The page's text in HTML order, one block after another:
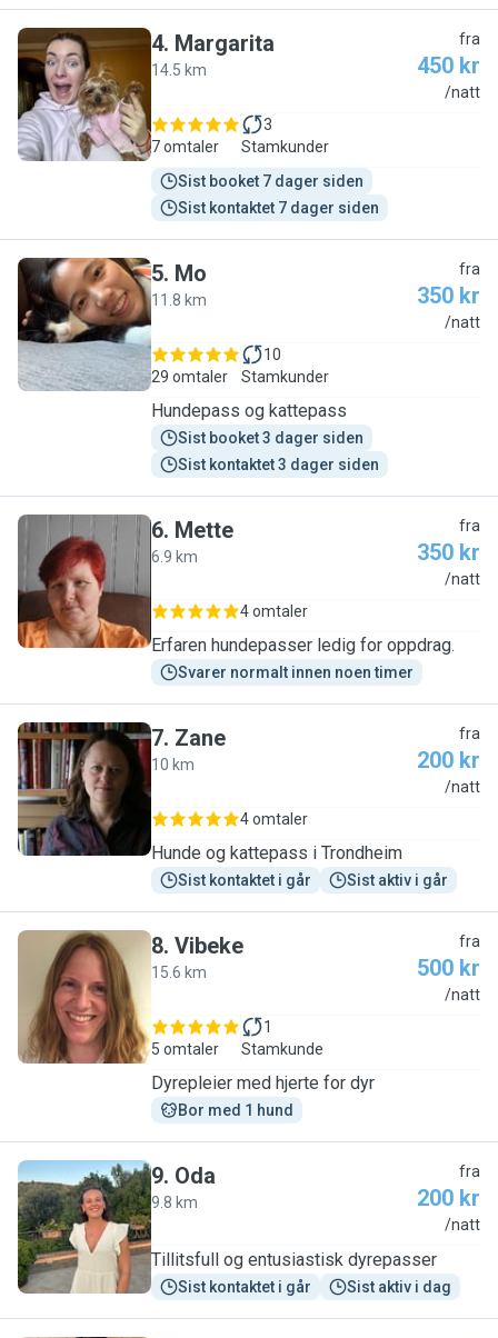
M
4. Margarita
14.5 km
fra
450 kr
/natt
7 omtaler
3
Stamkunder
Sist booket 7 dager siden
Sist kontaktet 7 dager siden
M
5. Mo
11.8 km
fra
350 kr
/natt
29 omtaler
10
Stamkunder
Hundepass og kattepass
Sist booket 3 dager siden
Sist kontaktet 3 dager siden
M
6. Mette
6.9 km
fra
350 kr
/natt
4 omtaler
Erfaren hundepasser ledig for oppdrag.
Svarer normalt innen noen timer
Z
7. Zane
10 km
fra
200 kr
/natt
4 omtaler
Hunde og kattepass i Trondheim
Sist kontaktet i går Sist aktiv i går
V
8. Vibeke
15.6 km
fra
500 kr
/natt
5 omtaler
1
Stamkunde
Dyrepleier med hjerte for dyr
Bor med 1 hund
O
9. Oda
9.8 km
fra
200 kr
/natt
Tillitsfull og entusiastisk dyrepasser
Sist kontaktet i går Sist aktiv i dag